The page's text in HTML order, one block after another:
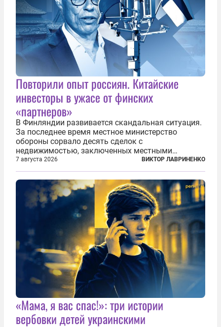
Повторили опыт россиян. Китайские
инвесторы в ужасе от финских
«партнеров»
В Финляндии развивается скандальная ситуация.
За последнее время местное министерство
обороны сорвало десять сделок с
недвижимостью, заключенных местными
фирмами с китайским капиталом. Чиновники
заявили, что они могли заключаться с целью
создания в Финляндии шпионской сети, чтобы
следить за...
7 августа 2026 ВИКТОР ЛАВРИНЕНКО
«Мама, я вас спас!»: три истории
вербовки детей украинскими